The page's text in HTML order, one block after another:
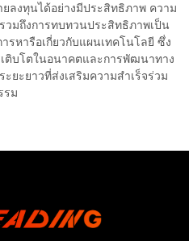
ลงทุนได้อย่างมีประสิทธิภาพ ความ
วมถึงการทบทวนประสิทธิภาพเป็น
รหารือเกี่ยวกับแผนเทคโนโลยี ซึ่ง
ติบโตในอนาคตและการพัฒนาทาง
ยะยาวที่ส่งเสริมความสำเร็จร่วม
รม